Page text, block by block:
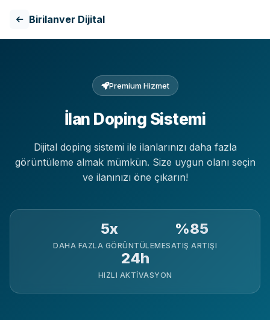
Birilanver Dijital
Premium Hizmet
İlan Doping Sistemi
Dijital doping sistemi ile ilanlarınızı daha fazla
görüntüleme almak mümkün. Size uygun olanı seçin
ve ilanınızı öne çıkarın!
5x
DAHA FAZLA GÖRÜNTÜLEME
%85
SATIŞ ARTIŞI
24h
HIZLI AKTIVASYON